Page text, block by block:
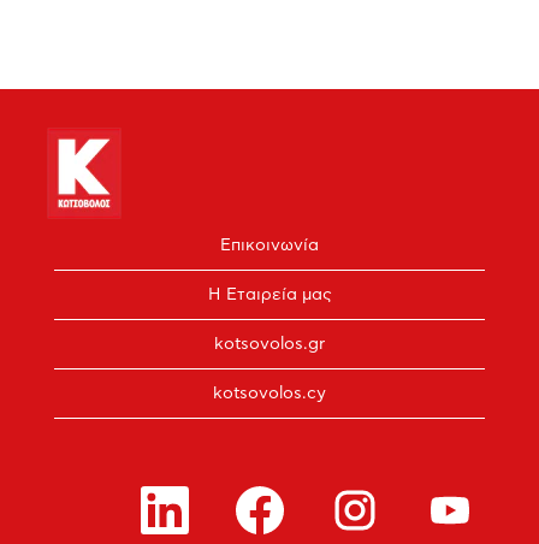
Επικοινωνία
Η Εταιρεία μας
kotsovolos.gr
kotsovolos.cy
Α
ν
ο
ο